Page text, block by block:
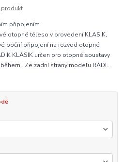
připojením
otopné těleso v provedení KLASIK,
boční připojení na rozvod otopné
KLASIK určen pro otopné soustavy
Ze zadní strany modelu RADI...